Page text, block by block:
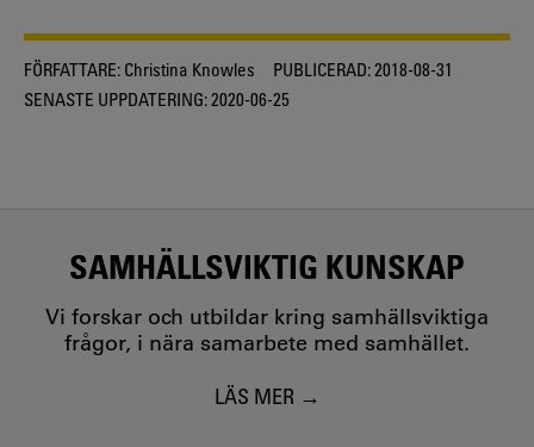
FÖRFATTARE: Christina Knowles PUBLICERAD:2018-08-31
SENASTE UPPDATERING:2020-06-25
SAMHÄLLSVIKTIG KUNSKAP
Vi forskar och utbildar kring samhällsviktiga
frågor, i nära samarbete med samhället.
LÄS MER